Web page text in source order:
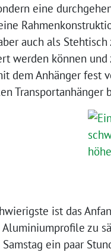
eine
auch als
werden können
dem Anhänger fest
Transportanhänger
ist das
zu
Samstag ein paar